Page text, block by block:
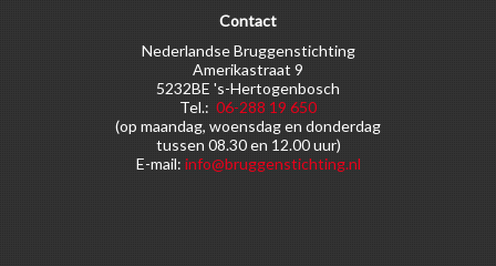
Contact
Nederlandse Bruggenstichting
Amerikastraat 9
5232BE 's-Hertogenbosch
Tel.: 06-288 19 650
(op maandag, woensdag en donderdag
tussen 08.30 en 12.00 uur)
E-mail: info@bruggenstichting.nl